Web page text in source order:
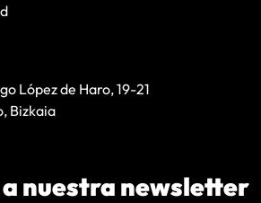
López de Haro, 19-21
Bizkaia
nuestra newsletter